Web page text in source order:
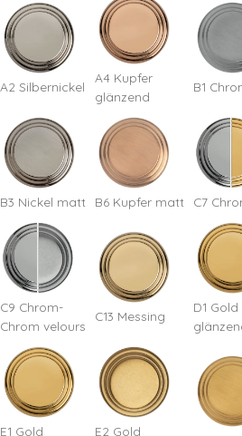
A2 Silbernickel
A4 Kupfer
glänzend
B1
B3 Nickel matt B6 Kupfer matt C7
C9 Chrom-
Chrom velours
C13 Messing
D1 Gold
E1 Gold E2 Gold